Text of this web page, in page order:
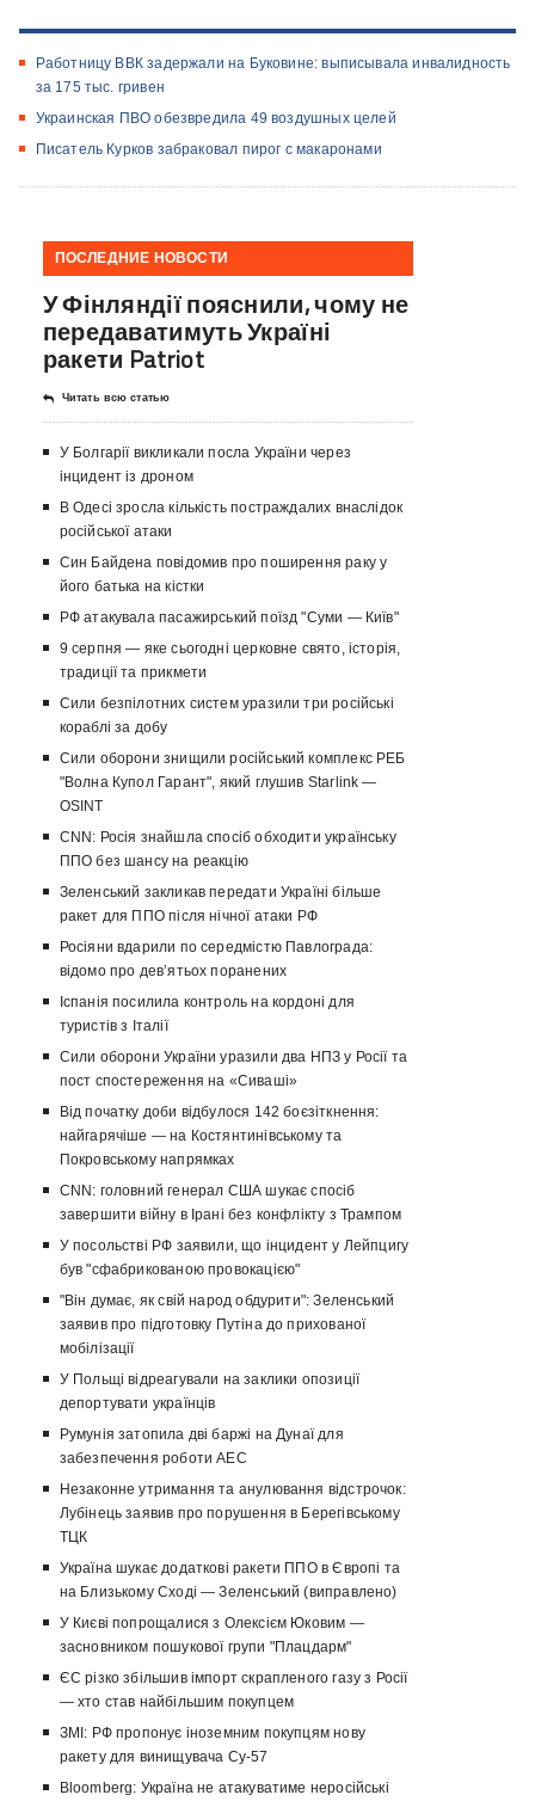
Работницу ВВК задержали на Буковине: выписывала инвалидность
за 175 тыс. гривен
Украинская ПВО обезвредила 49 воздушных целей
Писатель Курков забраковал пирог с макаронами
ПОСЛЕДНИЕ НОВОСТИ
У Фінляндії пояснили, чому не
передаватимуть Україні
ракети Patriot
Читать всю статью
У Болгарії викликали посла України через
інцидент із дроном
В Одесі зросла кількість постраждалих внаслідок
російської атаки
Син Байдена повідомив про поширення раку у
його батька на кістки
РФ атакувала пасажирський поїзд "Суми — Київ"
9 серпня — яке сьогодні церковне свято, історія,
традиції та прикмети
Сили безпілотних систем уразили три російські
кораблі за добу
Сили оборони знищили російський комплекс РЕБ
"Волна Купол Гарант", який глушив Starlink —
OSINT
CNN: Росія знайшла спосіб обходити українську
ППО без шансу на реакцію
Зеленський закликав передати Україні більше
ракет для ППО після нічної атаки РФ
Росіяни вдарили по середмістю Павлограда:
відомо про девʼятьох поранених
Іспанія посилила контроль на кордоні для
туристів з Італії
Сили оборони України уразили два НПЗ у Росії та
пост спостереження на «Сиваші»
Від початку доби відбулося 142 боєзіткнення:
найгарячіше — на Костянтинівському та
Покровському напрямках
CNN: головний генерал США шукає спосіб
завершити війну в Ірані без конфлікту з Трампом
У посольстві РФ заявили, що інцидент у Лейпцигу
був "сфабрикованою провокацією"
"Він думає, як свій народ обдурити": Зеленський
заявив про підготовку Путіна до прихованої
мобілізації
У Польщі відреагували на заклики опозиції
депортувати українців
Румунія затопила дві баржі на Дунаї для
забезпечення роботи АЕС
Незаконне утримання та анулювання відстрочок:
Лубінець заявив про порушення в Берегівському
ТЦК
Україна шукає додаткові ракети ППО в Європі та
на Близькому Сході — Зеленський (виправлено)
У Києві попрощалися з Олексієм Юковим —
засновником пошукової групи "Плацдарм"
ЄС різко збільшив імпорт скрапленого газу з Росії
— хто став найбільшим покупцем
ЗМІ: РФ пропонує іноземним покупцям нову
ракету для винищувача Су-57
Bloomberg: Україна не атакуватиме неросійські